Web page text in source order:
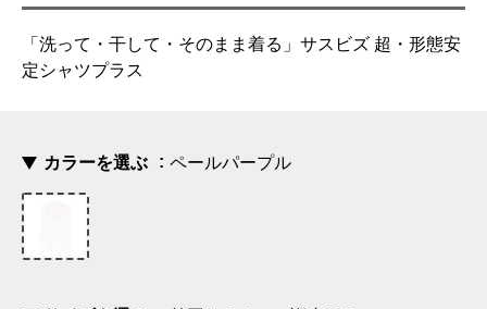
「洗って・干して・そのまま着る」サスビズ 超・形態安
定シャツプラス
カラーを選ぶ ペールパープル